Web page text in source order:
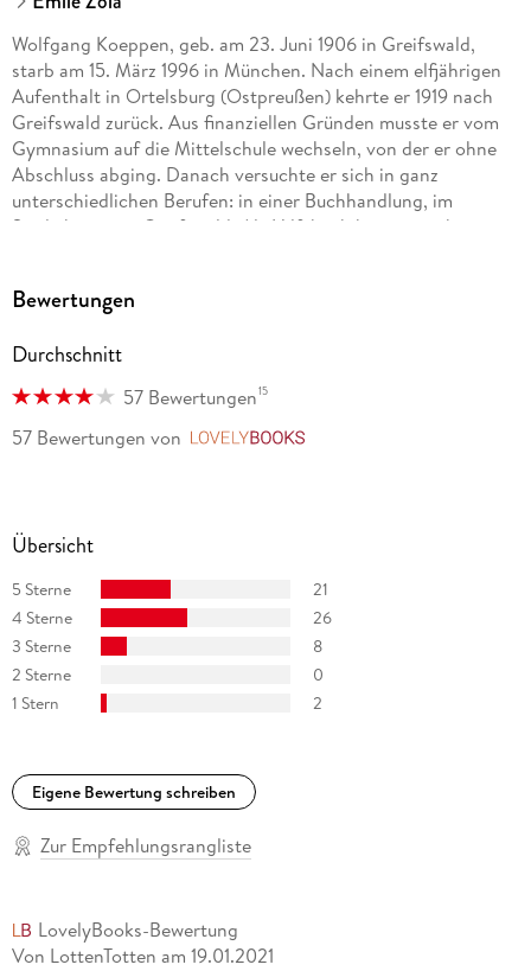
Wolfgang Koeppen, geb. am 23. Juni 1906 in Greifswald,
starb am 15. März 1996 in München. Nach einem elfjährigen
Aufenthalt in Ortelsburg (Ostpreußen) kehrte er 1919 nach
Greifswald zurück. Aus finanziellen Gründen musste er vom
Gymnasium auf die Mittelschule wechseln, von der er ohne
Abschluss abging. Danach versuchte er sich in ganz
unterschiedlichen Berufen: in einer Buchhandlung, im
Stadttheater in Greifswald. Als Hilfskoch kam er nach
Jahre als fest angestellter Redakteur beim Berliner Börsen-
erste literarische Arbeiten entstanden. 1934 erschien sein
erster Roman. Im selben Jahr siedelte er in die Niederlande
über. Er kehrte 1938 nach Deutschland zurück und arbeitete
ab 1941 für die Bavaria-Filmgesellschaft in Feldafing am
und Journalist. 1898 protestierte er gegen die Verurteilung
einem Jahr amnestiert und gefeiert zurück. Sein Hauptwerk
ist der 20bändige Romanzyklus 'Les Rougon-Macquart'.
Bewertungen
Durchschnitt
57 Bewertungen15
57 Bewertungen von
Übersicht
5 Sterne
21
4 Sterne
26
3 Sterne
8
2 Sterne
0
1 Stern
2
Eigene Bewertung schreiben
Zur Empfehlungsrangliste
LovelyBooks-Bewertung
Von LottenTotten am 19.01.2021